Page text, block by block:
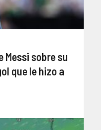
sobre su
que le hizo a